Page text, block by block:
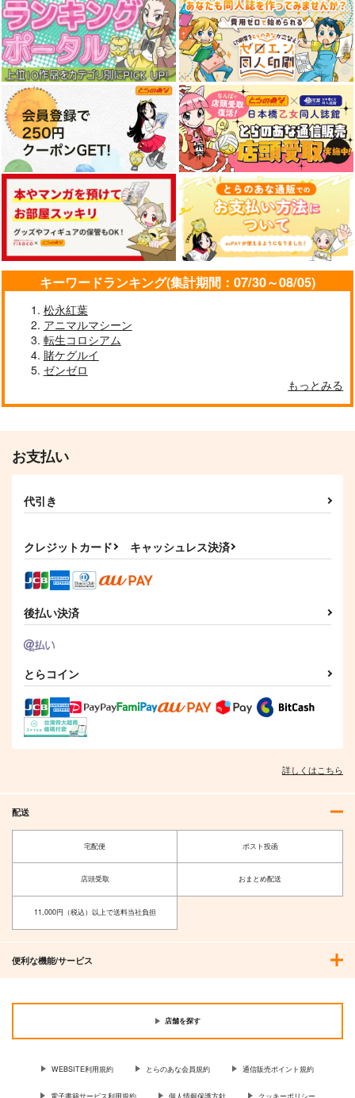
カルデアエミッション
4ロストマテリアル
チョコレート・ショッ
プ
2,000円（税込）
メリュジーヌ
サンプル
作品詳細
アクリルカレイドフレ
ーム『オベロン・リバ
ーシブル』
チョコレート・ショッ
プ
4,400円（税込）
オベロン
サンプル
作品詳細
ドバイフィックス
チョコレート・ショッ
プ
1,100円（税込）
メリュジーヌ
サンプル
作品詳細
多元妖精領域メリュジ
ーヌヴァース
プ
1,210円（税込）
メリュジーヌ
サンプル
作品詳細
サンプル
胡玉書厨
アルトリア・ペンドラゴ
サンプル
Fate/Grand Order ma
terial XXI
TYPE-MOON
ロード・エルメロイII
桜は待ってくれない。
て
（税込）
家長むぎ
terial XVII
世の冒険9 星冠密議
キーワードランキング(集計期間：07/30～08/05)
松永紅葉
アニマルマシーン
転生コロシアム
賭ケグルイ
ゼンゼロ
もっとみる
お支払い
代引き
クレジットカード キャッシュレス決済
後払い決済
とらコイン
詳しくはこちら
配送
宅配便 ポスト投函
店頭受取 おまとめ配送
11,000円（税込）以上で送料当社負担
便利な機能/サービス
店舗を探す
WEBSITE利用規約 とらのあな会員規約 通信販売ポイント規約
電子書籍サービス利用規約 個人情報保護方針 クッキーポリシー